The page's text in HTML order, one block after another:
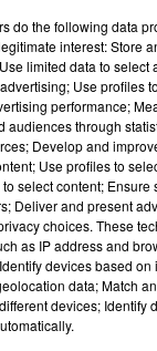
14 sec)
du sud Tarn
do the following data
interest: Store
limited data to select
Use profiles
performance;
audiences through
Develop and
Use profiles to
select content; Ensure
Deliver and present
choices. These
as IP address and
devices based on
data; Match
devices; Identify